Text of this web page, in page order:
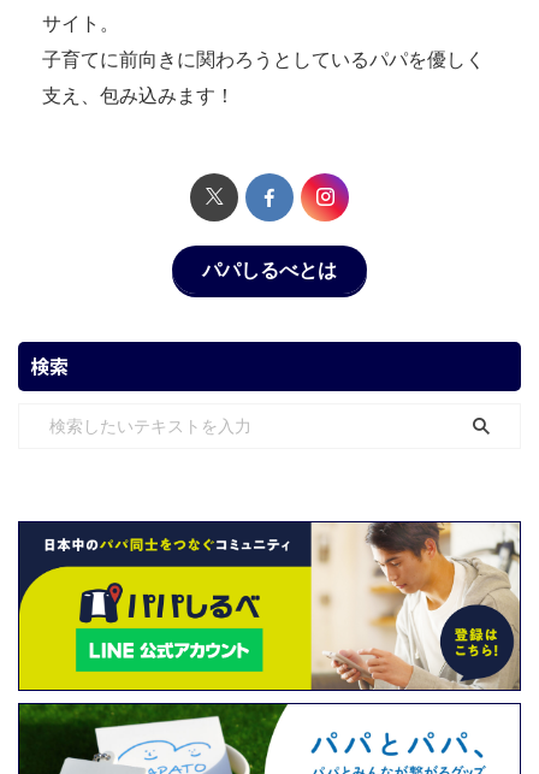
サイト。
子育てに前向きに関わろうとしているパパを優しく
支え、包み込みます！
パパしるべとは
検索